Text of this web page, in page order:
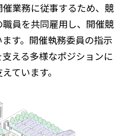
業務に従事するため、競
員を共同雇用し、開催競
す。開催執務委員の指示
える多様なポジションに
ています。